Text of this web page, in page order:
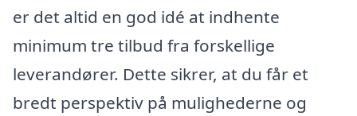
er det altid en god idé at indhente
minimum tre tilbud fra forskellige
leverandører. Dette sikrer, at du får et
bredt perspektiv på mulighederne og